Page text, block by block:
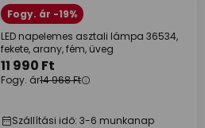
Fogy. ár -19%
LED napelemes asztali lámpa 36534,
fekete, arany, fém, üveg
11 990 Ft
Fogy. ár14 968 Ft
Szállítási idő: 3-6 munkanap